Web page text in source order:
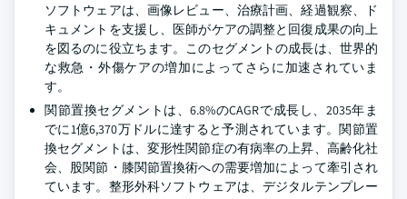
ソフトウェアは、画像レビュー、治療計画、経過観察、ド
キュメントを支援し、医師がケアの調整と回復成果の向上
を図るのに役立ちます。このセグメントの成長は、世界的
な救急・外傷ケアの増加によってさらに加速されていま
す。
関節置換セグメントは、6.8%のCAGRで成長し、2035年ま
でに1億6,370万ドルに達すると予測されています。関節置
換セグメントは、変形性関節症の有病率の上昇、高齢化社
会、股関節・膝関節置換術への需要増加によって牽引され
ています。整形外科ソフトウェアは、デジタルテンプレー